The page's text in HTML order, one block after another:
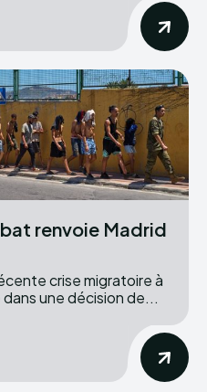
renvoie Madrid
crise migratoire à
une décision de...